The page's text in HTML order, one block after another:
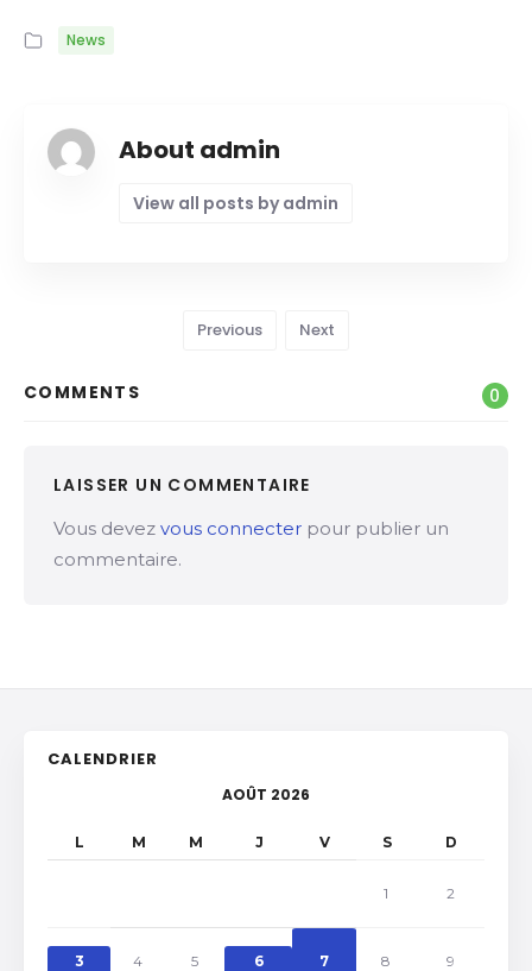
News
About admin
View all posts by admin
Previous Next
COMMENTS 0
LAISSER UN COMMENTAIRE
Vous devez vous connecter pour publier un
commentaire.
CALENDRIER
AOÛT 2026
L M M J V S D
1 2
3 4 5 6 7 8 9